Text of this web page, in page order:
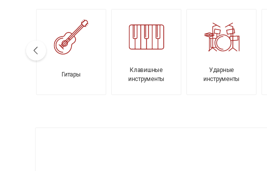
Гитары
Клавишные
инструменты
Ударные
инструменты